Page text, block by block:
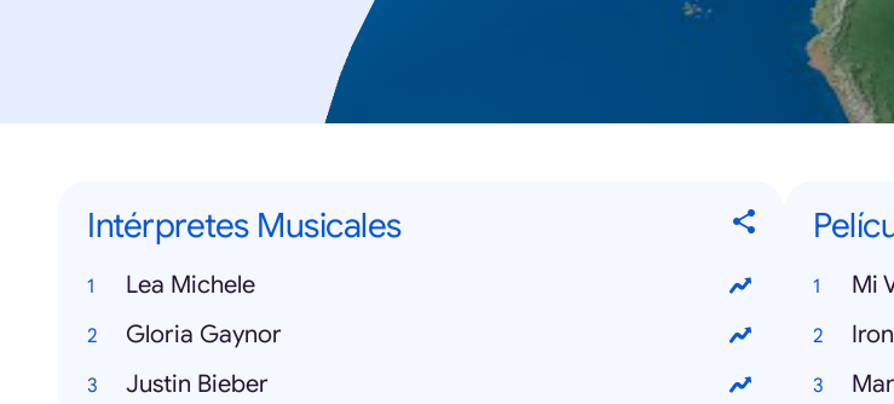
Intérpretes Musicales
Lea Michele
Gloria Gaynor
Justin Bieber
Mi